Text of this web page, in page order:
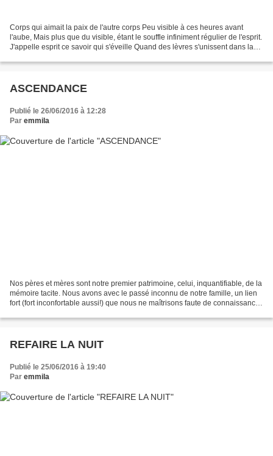
Corps qui aimait la paix de l'autre corps Peu visible à ces heures avant
l'aube, Mais plus que du visible, étant le souffle infiniment régulier de l'esprit.
J'appelle esprit ce savoir qui s'éveille Quand des lèvres s'unissent dans la
ASCENDANCE
Publié le 26/06/2016 à 12:28
Par emmila
Nos pères et mères sont notre premier patrimoine, celui, inquantifiable, de la
mémoire tacite. Nous avons avec le passé inconnu de notre famille, un lien
fort (fort inconfortable aussi!) que nous ne maîtrisons faute de connaissance.
REFAIRE LA NUIT
Publié le 25/06/2016 à 19:40
Par emmila